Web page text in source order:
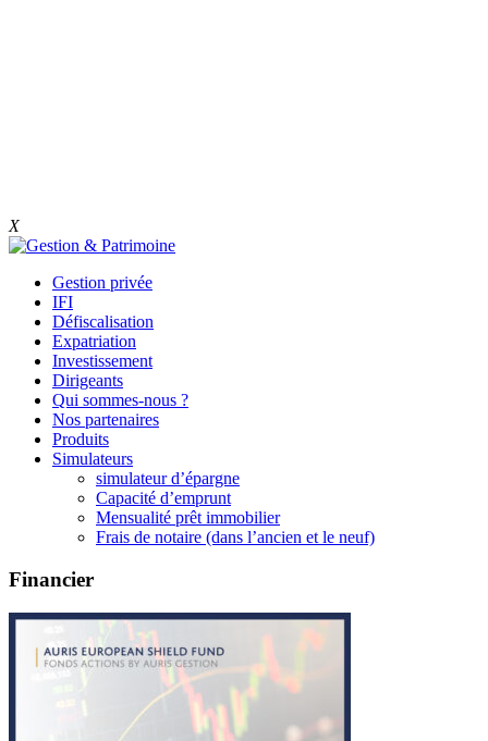
X
Gestion privée
IFI
Défiscalisation
Expatriation
Investissement
Dirigeants
Qui sommes-nous ?
Nos partenaires
Produits
Simulateurs
simulateur d’épargne
Capacité d’emprunt
Mensualité prêt immobilier
Frais de notaire (dans l’ancien et le neuf)
Financier